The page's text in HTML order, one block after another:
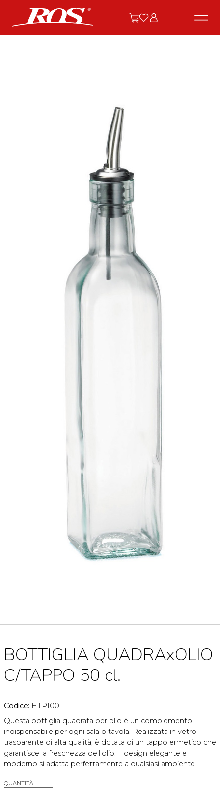
BOTTIGLIA QUADRAxOLIO
C/TAPPO 50 cl.
Codice: HTP100
Questa bottiglia quadrata per olio è un complemento
indispensabile per ogni sala o tavola. Realizzata in vetro
trasparente di alta qualità, è dotata di un tappo ermetico che
garantisce la freschezza dell'olio. Il design elegante e
moderno si adatta perfettamente a qualsiasi ambiente.
QUANTITÀ